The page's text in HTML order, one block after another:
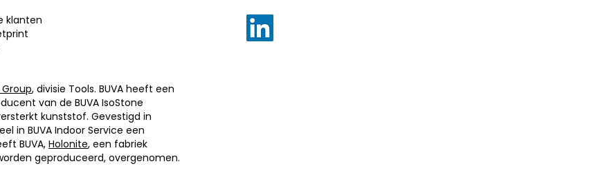
klanten
, divisie Tools. BUVA heeft een
van de BUVA IsoStone
kunststof. Gevestigd in
in BUVA Indoor Service een
BUVA, Holonite, een fabriek
geproduceerd, overgenomen.